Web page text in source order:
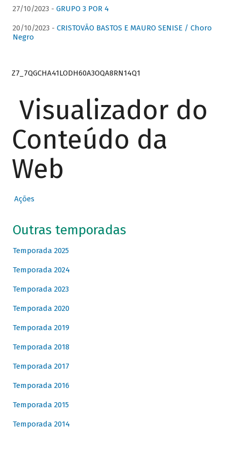
27/10/2023 - GRUPO 3 POR 4
20/10/2023 - CRISTOVÃO BASTOS E MAURO SENISE / Choro
Negro
Z7_7QGCHA41LODH60A3OQA8RN14Q1
Visualizador do
Conteúdo da
Web
Ações
Outras temporadas
Temporada 2025
Temporada 2024
Temporada 2023
Temporada 2020
Temporada 2019
Temporada 2018
Temporada 2017
Temporada 2016
Temporada 2015
Temporada 2014